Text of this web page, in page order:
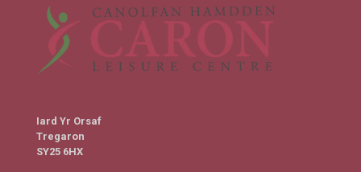
Iard Yr Orsaf
Tregaron
SY25 6HX